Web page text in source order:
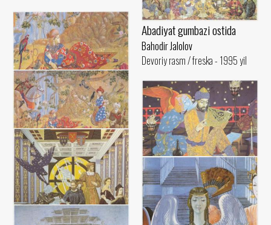
Abadiyat gumbazi ostida
Bahodir Jalolov
Devoriy rasm / freska - 1995 yil
Umar Hayyomning tushlari
Bahodir Jalolov
Devoriy rasm / freska - 1993 yil
Umar Hayyomning tushlari
Bahodir Jalolov
Devoriy rasm / freska - 1993 yil
Inson tafakkurining tantanasi.
Ibtido
Bahodir Jalolov